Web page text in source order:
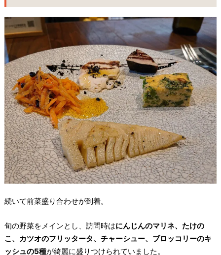
続いて前菜盛り合わせが到着。
旬の野菜をメインとし、訪問時はにんじんのマリネ、たけの
こ、カツオのフリッタータ、チャーシュー、ブロッコリーのキ
ッシュの5種が綺麗に盛りつけられていました。